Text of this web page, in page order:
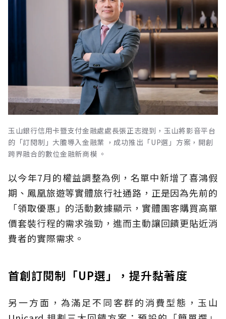
玉山銀行信用卡暨支付金融處處長張正志提到，玉山將影音平台
的「訂閱制」大膽導入金融業 ，成功推出「UP選」方案，開創
跨界融合的數位金融新商模 。
以今年7月的權益調整為例，名單中新增了喜鴻假
期、鳳凰旅遊等實體旅行社通路，正是因為先前的
「領取優惠」的活動數據顯示，實體團客購買高單
價套裝行程的需求強勁，進而主動讓回饋更貼近消
費者的實際需求。
首創訂閱制「UP選」，提升黏著度
另一方面，為滿足不同客群的消費型態，玉山